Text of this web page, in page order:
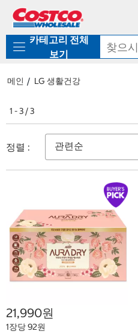
로
기
가
카테고리 전체
보기
메인 LG 생활건강
1 - 3 / 3
정렬 :
21,990원
1장당 92원